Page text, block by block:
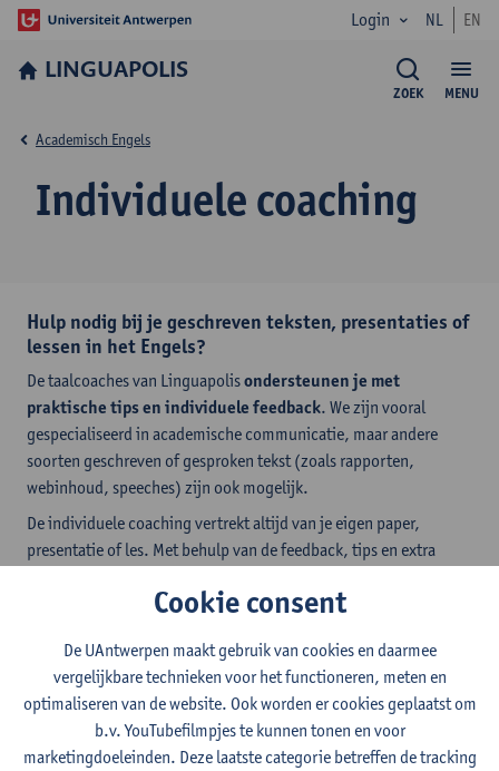
Login NL EN
LINGUAPOLIS
MENU
ZOEK
Individuele coaching
Academisch Engels
Hulp nodig bij je geschreven teksten, presentaties of
lessen in het Engels?
De taalcoaches van Linguapolisondersteunen je met
praktische tips en individuele feedback. We zijn vooral
gespecialiseerd in academische communicatie, maar andere
soorten geschreven of gesproken tekst (zoals rapporten,
webinhoud, speeches) zijn ook mogelijk.
De individuele coaching vertrekt altijd van je eigen paper,
presentatie of les. Met behulp van de feedback, tips en extra
. Vervolgens kun je je paper, presentatie of les
Zo maken de coachingssessies deel uit van een stapsgewijs
proces dat is
afgestemd op jouw individuele behoeften
Cookie consent
De UAntwerpen maakt gebruik van cookies en daarmee
vergelijkbare technieken voor het functioneren, meten en
optimaliseren van de website. Ook worden er cookies geplaatst om
b.v. YouTubefilmpjes te kunnen tonen en voor
marketingdoeleinden. Deze laatste categorie betreffen de tracking